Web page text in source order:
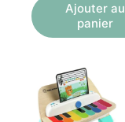
Ajouter au
panier